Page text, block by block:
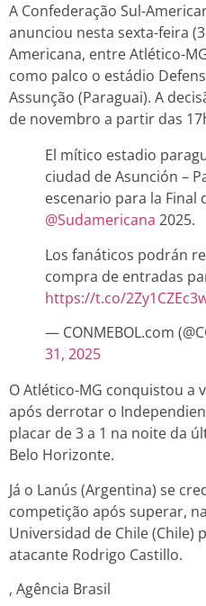
A Confederação Sul-
anunciou nesta sexta-feira
Americana, entre Atlético-
como palco o estádio
Assunção (Paraguai). A
de novembro a partir das
El mítico estadio
ciudad de Asunción –
escenario para la Final
@Sudamericana 2025.
Los fanáticos podrán
compra de entradas
https://t.co/
— CONMEBOL.com
31, 2025
O Atlético-MG conquistou a
após derrotar o
placar de 3 a 1 na noite da
Belo Horizonte.
Já o Lanús (Argentina) se
competição após superar,
Universidad de Chile (Chile)
atacante Rodrigo Castillo.
, Agência Brasil